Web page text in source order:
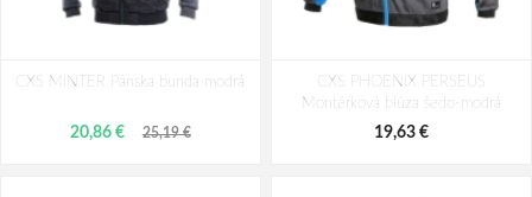
pánska, oranžovo-modrá
softshell, pánska, oranžovo-modrá
44,05 €
CXS MINTER Pánska bunda modrá
20,86 € 25,19 €
CXS PHOENIX PERSEUS
Montérková blúza šedo-modrá
19,63 €